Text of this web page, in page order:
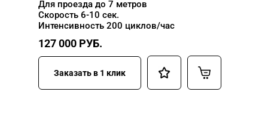
Для проезда до 7 метров
Скорость 6-10 сек.
Интенсивность 200 циклов/час
127 000 РУБ.
Заказать в 1 клик